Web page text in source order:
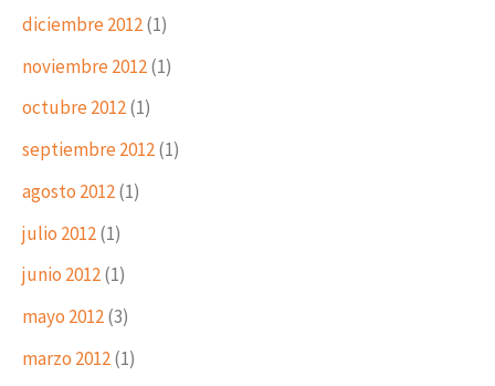
diciembre 2012(1)
noviembre 2012(1)
octubre 2012(1)
septiembre 2012(1)
agosto 2012(1)
julio 2012(1)
junio 2012(1)
mayo 2012(3)
marzo 2012(1)